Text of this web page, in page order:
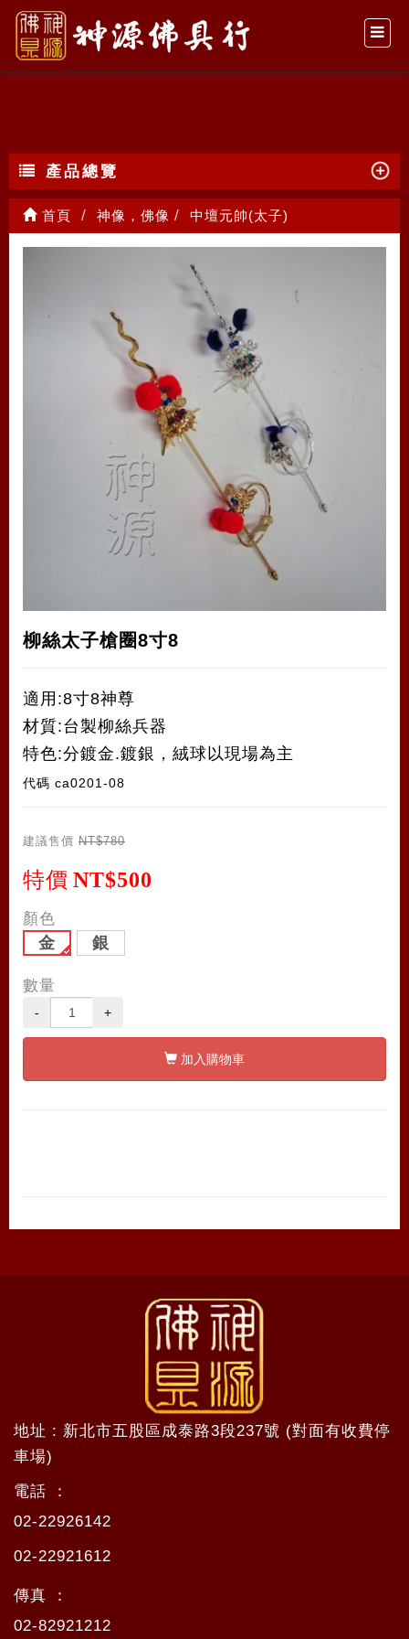
中壇元帥(太子)
產品總覽
首頁 神像，佛像 中壇元帥(太子)
柳絲太子槍圈8寸8
適用:8寸8神尊
材質:台製柳絲兵器
特色:分鍍金.鍍銀，絨球以現場為主
代碼 ca0201-08
建議售價 NT$780
特價 NT$500
顏色
金 銀
數量
- +
加入購物車
地址 : 新北市五股區成泰路3段237號 (對面有收費停
車場)
電話 ：
02-22926142
02-22921612
傳真 ：
02-82921212